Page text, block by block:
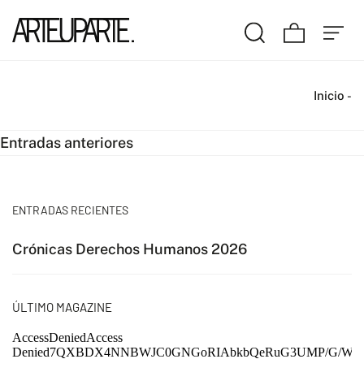
Inicio -
Navegación
entradas
Entradas anteriores
ENTRADAS RECIENTES
Crónicas Derechos Humanos 2026
ÚLTIMO MAGAZINE